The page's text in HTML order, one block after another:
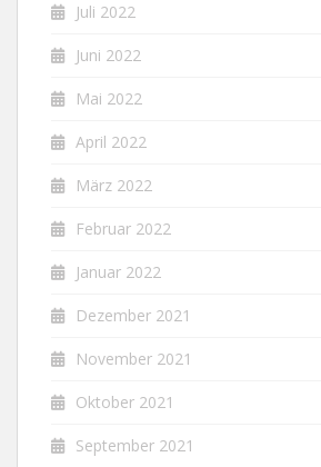
Juli 2022
Juni 2022
Mai 2022
April 2022
März 2022
Februar 2022
Januar 2022
Dezember 2021
November 2021
Oktober 2021
September 2021